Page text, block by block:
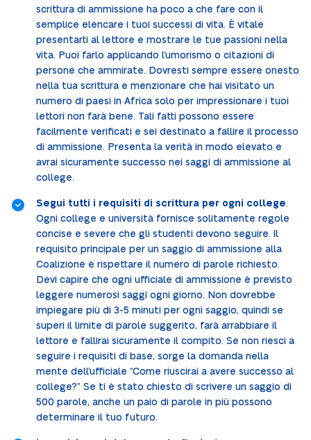
scrittura di ammissione ha poco a che fare con il
semplice elencare i tuoi successi di vita. È vitale
presentarti al lettore e mostrare le tue passioni nella
vita. Puoi farlo applicando l’umorismo o citazioni di
persone che ammirate. Dovresti sempre essere onesto
nella tua scrittura e menzionare che hai visitato un
numero di paesi in Africa solo per impressionare i tuoi
lettori non farà bene. Tali fatti possono essere
facilmente verificati e sei destinato a fallire il processo
di ammissione. Presenta la verità in modo elevato e
avrai sicuramente successo nei saggi di ammissione al
college.
Segui tutti i requisiti di scrittura per ogni college.
Ogni college e università fornisce solitamente regole
concise e severe che gli studenti devono seguire. Il
requisito principale per un saggio di ammissione alla
Coalizione è rispettare il numero di parole richiesto.
Devi capire che ogni ufficiale di ammissione è previsto
leggere numerosi saggi ogni giorno. Non dovrebbe
impiegare più di 3-5 minuti per ogni saggio, quindi se
superi il limite di parole suggerito, farà arrabbiare il
lettore e fallirai sicuramente il compito. Se non riesci a
seguire i requisiti di base, sorge la domanda nella
mente dell’ufficiale “Come riuscirai a avere successo al
college?” Se ti è stato chiesto di scrivere un saggio di
500 parole, anche un paio di parole in più possono
determinare il tuo futuro.